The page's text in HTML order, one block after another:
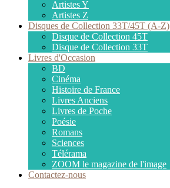
Artistes Y
Artistes Z
Disques de Collection 33T/45T (A-Z)
Disque de Collection 45T
Disque de Collection 33T
Livres d'Occasion
BD
Cinéma
Histoire de France
Livres Anciens
Livres de Poche
Poésie
Romans
Sciences
Télérama
ZOOM le magazine de l'image
Contactez-nous